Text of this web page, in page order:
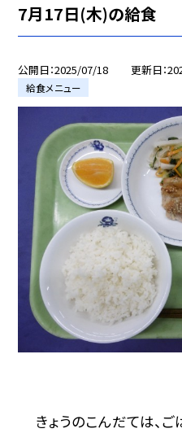
7月17日(木)の給食
公開日 2025/07/18 更新日
給食メニュー
きょうのこんだては、ご